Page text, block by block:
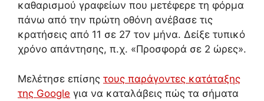
καθαρισμού γραφείων που μετέφερε τη φόρμα
πάνω από την πρώτη οθόνη ανέβασε τις
κρατήσεις από 11 σε 27 τον μήνα. Δείξε τυπικό
χρόνο απάντησης, π.χ. «Προσφορά σε 2 ώρες».
Μελέτησε επίσης τους παράγοντες κατάταξης
της Google για να καταλάβεις πώς τα σήματα